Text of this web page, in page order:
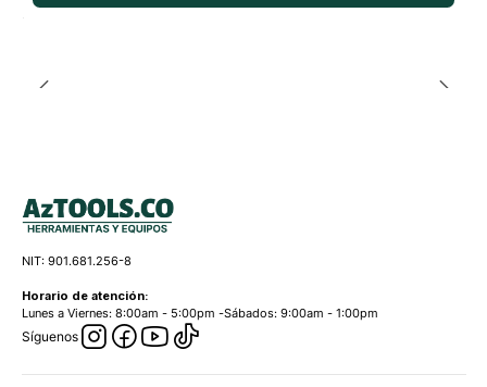
NIT: 901.681.256-8
Horario de atención:
Lunes a Viernes: 8:00am - 5:00pm -Sábados: 9:00am - 1:00pm
Síguenos